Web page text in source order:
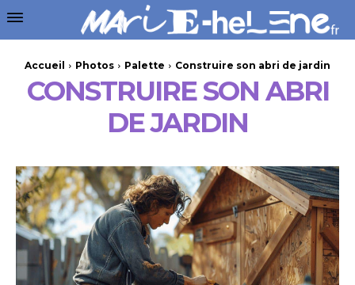
Accueil Photos Palette Construire son abri de jardin
CONSTRUIRE SON ABRI
DE JARDIN